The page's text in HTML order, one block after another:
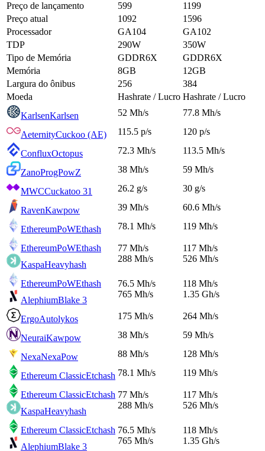
Preço de lançamento
599
1199
Preço atual
1092
1596
Processador
GA104
GA102
TDP
290W
350W
Tipo de Memória
GDDR6X
GDDR6X
Memória
8GB
12GB
Largura do ônibus
256
384
Moeda
Hashrate / Lucro Hashrate / Lucro
KarlsenKarlsen 52 Mh/s 77.8 Mh/s
AeternityCuckoo (AE) 115.5 p/s 120 p/s
ConfluxOctopus 72.3 Mh/s 113.5 Mh/s
ZanoProgPowZ 38 Mh/s 59 Mh/s
MWCCuckatoo 31 26.2 g/s 30 g/s
RavenKawpow 39 Mh/s 60.6 Mh/s
EthereumPoWEthash 78.1 Mh/s 119 Mh/s
EthereumPoWEthash
KaspaHeavyhash
77 Mh/s
288 Mh/s
117 Mh/s
526 Mh/s
EthereumPoWEthash
AlephiumBlake 3
76.5 Mh/s
765 Mh/s
118 Mh/s
1.35 Gh/s
ErgoAutolykos 175 Mh/s 264 Mh/s
NeuraiKawpow 38 Mh/s 59 Mh/s
NexaNexaPow 88 Mh/s 128 Mh/s
Ethereum ClassicEtchash 78.1 Mh/s 119 Mh/s
Ethereum ClassicEtchash
KaspaHeavyhash
77 Mh/s
288 Mh/s
117 Mh/s
526 Mh/s
Ethereum ClassicEtchash
AlephiumBlake 3
76.5 Mh/s
765 Mh/s
118 Mh/s
1.35 Gh/s